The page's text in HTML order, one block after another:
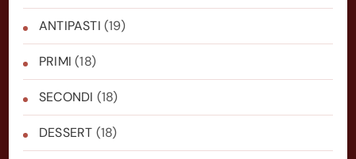
ANTIPASTI (19)
PRIMI (18)
SECONDI (18)
DESSERT (18)